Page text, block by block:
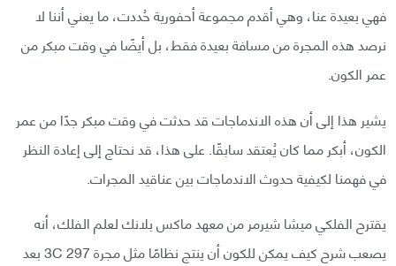
فهي بعيدة عنا، وهي أقدم مجموعة أحفورية حُددت، ما يعني أننا لا
نرصد هذه المجرة من مسافة بعيدة فقط، بل أيضًا في وقت مبكر من
عمر الكون.
يشير هذا إلى أن هذه الاندماجات قد حدثت في وقت مبكر جدًا من عمر
الكون، أبكر مما كان يُعتقد سابقًا. على هذا، قد نحتاج إلى إعادة النظر
في فهمنا لكيفية حدوث الاندماجات بين عناقيد المجرات.
يقترح الفلكي ميشا شيرمر من معهد ماكس بلانك لعلم الفلك، أنه
يصعب شرح كيف يمكن للكون أن ينتج نظامًا مثل مجرة 3C 297 بعد